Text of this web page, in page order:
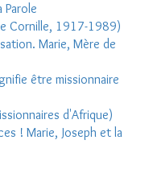
Parole
Cornille, 1917-1989)
Marie, Mère de
être missionnaire
d'Afrique)
! Marie, Joseph et la